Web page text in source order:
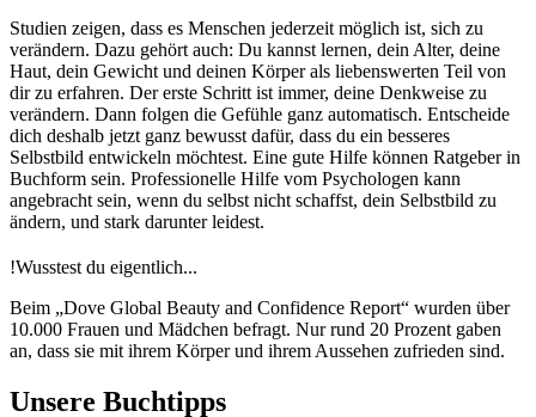
Studien zeigen, dass es Menschen jederzeit möglich ist, sich zu
verändern. Dazu gehört auch: Du kannst lernen, dein Alter, deine
Haut, dein Gewicht und deinen Körper als liebenswerten Teil von
dir zu erfahren. Der erste Schritt ist immer, deine Denkweise zu
verändern. Dann folgen die Gefühle ganz automatisch. Entscheide
dich deshalb jetzt ganz bewusst dafür, dass du ein besseres
Selbstbild entwickeln möchtest. Eine gute Hilfe können Ratgeber in
Buchform sein. Professionelle Hilfe vom Psychologen kann
angebracht sein, wenn du selbst nicht schaffst, dein Selbstbild zu
ändern, und stark darunter leidest.
!Wusstest du eigentlich...
Beim „Dove Global Beauty and Confidence Report“ wurden über
10.000 Frauen und Mädchen befragt. Nur rund 20 Prozent gaben
an, dass sie mit ihrem Körper und ihrem Aussehen zufrieden sind.
Unsere Buchtipps